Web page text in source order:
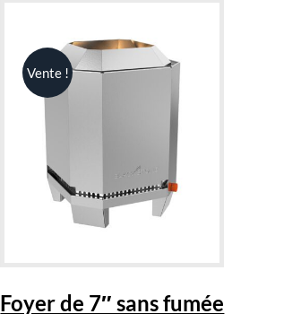
Vente !
Foyer de 7″ sans fumée